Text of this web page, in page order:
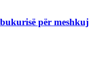
për meshkuj